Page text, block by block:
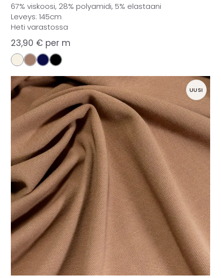
67% viskoosi, 28% polyamidi, 5% elastaani
Leveys: 145cm
Heti varastossa
23,90 € per m
UUSI